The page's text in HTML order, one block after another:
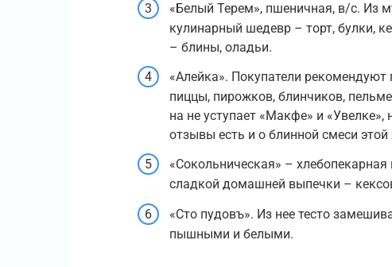
«Белый Терем», пшеничная, в/с. Из
кулинарный шедевр – торт, булки,
– блины, оладьи.
«Алейка». Покупатели рекомендуют
пиццы, пирожков, блинчиков,
на не уступает «Макфе» и
отзывы есть и о блинной смеси
«Сокольническая» –
сладкой домашней выпечки –
«Сто пудовъ». Из нее тесто
пышными и белыми.